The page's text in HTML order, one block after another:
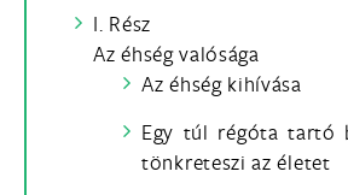
I. Rész
Az éhség valósága
Az éhség kihívása
Egy túl régóta tartó
tönkreteszi az életet